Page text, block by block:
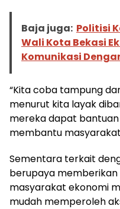
Baja juga: Politisi
Wali Kota Bekasi
Komunikasi
“Kita coba tampung
menurut kita layak
mereka dapat bantuan
membantu
Sementara terkait
berupaya
masyarakat ekonomi
mudah memperoleh